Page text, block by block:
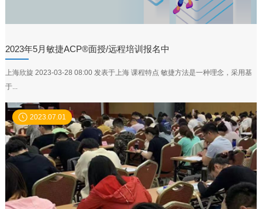
2023年5月敏捷ACP®面授/远程培训报名中
上海欣旋 2023-03-28 08:00 发表于上海 课程特点 敏捷方法是一种理念，采用基
于...
2023.07.01